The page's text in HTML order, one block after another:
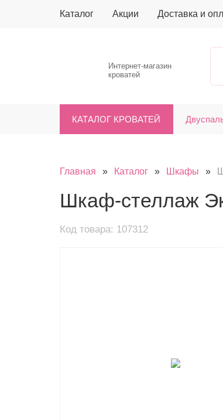
Каталог Акции Доставка и
Интернет-магазин
кроватей
КАТАЛОГ КРОВАТЕЙ
Главная » Каталог » Шкафы »
Шкаф-стеллаж
Код товара: 107312